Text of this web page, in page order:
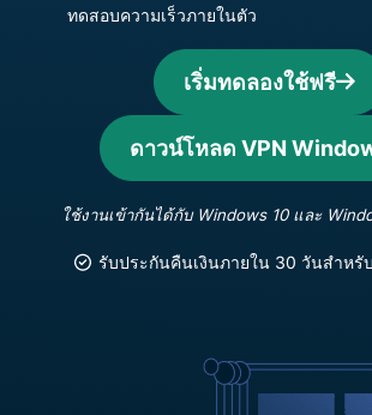
ทดสอบความเร็วภายในตัว
เริ่มทดลองใช้ฟรี
ดาวน์โหลด VPN
ใช้งานเข้ากันได้กับ Windows 10 และ
รับประกันคืนเงินภายใน 30 วันสำหรั